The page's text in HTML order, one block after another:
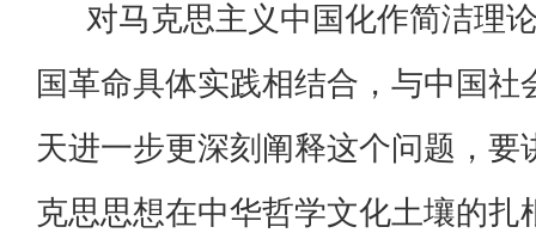
对马克思主义中国化作简洁理
国革命具体实践相结合，与中国
天进一步更深刻阐释这个问题，
克思思想在中华哲学文化土壤的